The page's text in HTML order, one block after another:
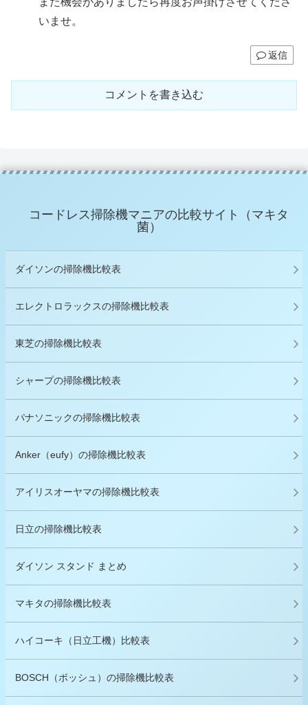
いませ。
返信
コメントを書き込む
コードレス掃除機マニアの比較サイト（マキタ
菌）
ダイソンの掃除機比較表
エレクトロラックスの掃除機比較表
東芝の掃除機比較表
シャープの掃除機比較表
パナソニックの掃除機比較表
Anker（eufy）の掃除機比較表
アイリスオーヤマの掃除機比較表
日立の掃除機比較表
ダイソン スタンド まとめ
マキタの掃除機比較表
ハイコーキ（日立工機）比較表
BOSCH（ボッシュ）の掃除機比較表